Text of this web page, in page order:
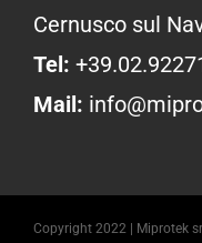
Cernusco sul
Tel:
Mail:
Copyright 2022 | Miprotek